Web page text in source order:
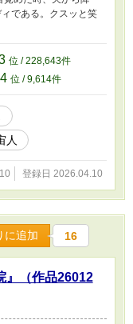
である。クスッと笑
位 / 228,643件
位 / 9,614件
人
登録日 2026.04.10
に追加 16
』（作品26012